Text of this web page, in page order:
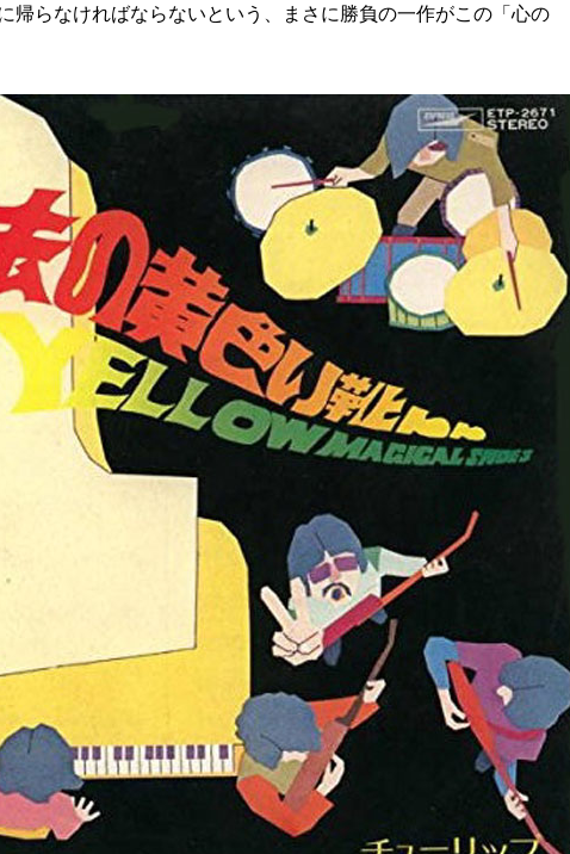
帰らなければならないという、まさに勝負の一作がこの「心の